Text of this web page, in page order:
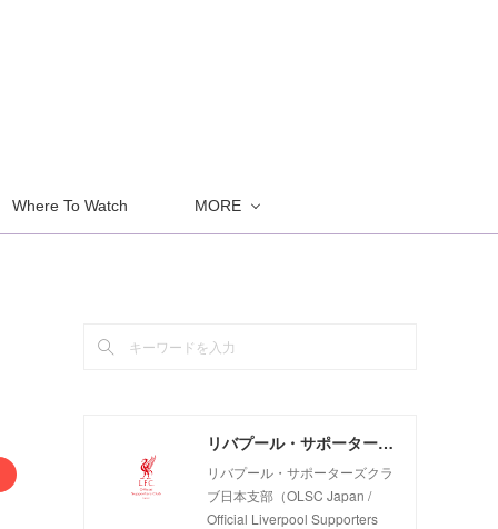
Where To Watch MORE
リバプール・サポーターズクラブ日本支部（OLSC Japan / Official Liverpool Supporters Club Japan）
リバプール・サポーターズクラ
ブ日本支部（OLSC Japan /
Official Liverpool Supporters